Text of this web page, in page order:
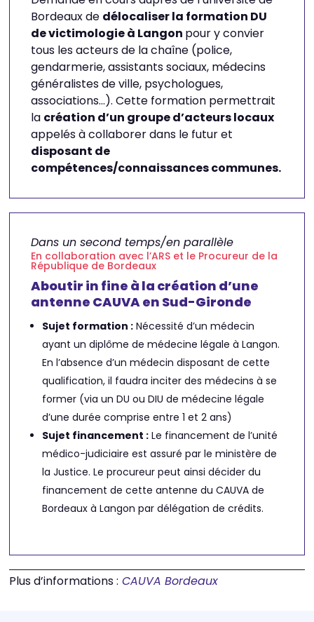
Bordeaux de délocaliser la formation DU
de victimologie à Langon pour y convier
tous les acteurs de la chaîne (police,
gendarmerie, assistants sociaux, médecins
généralistes de ville, psychologues,
associations…). Cette formation permettrait
la création d’un groupe d’acteurs locaux
appelés à collaborer dans le futur et
disposant de
compétences/connaissances communes.
Dans un second temps/en parallèle
En collaboration avec l’ARS et le Procureur de la
République de Bordeaux
Aboutir in fine à la création d’une
antenne CAUVA en Sud-Gironde
Sujet formation : Nécessité d’un médecin
ayant un diplôme de médecine légale à Langon.
En l’absence d’un médecin disposant de cette
qualification, il faudra inciter des médecins à se
former (via un DU ou DIU de médecine légale
d’une durée comprise entre 1 et 2 ans)
Sujet financement : Le financement de l’unité
médico-judiciaire est assuré par le ministère de
la Justice. Le procureur peut ainsi décider du
financement de cette antenne du CAUVA de
Bordeaux à Langon par délégation de crédits.
Plus d’informations : CAUVA Bordeaux